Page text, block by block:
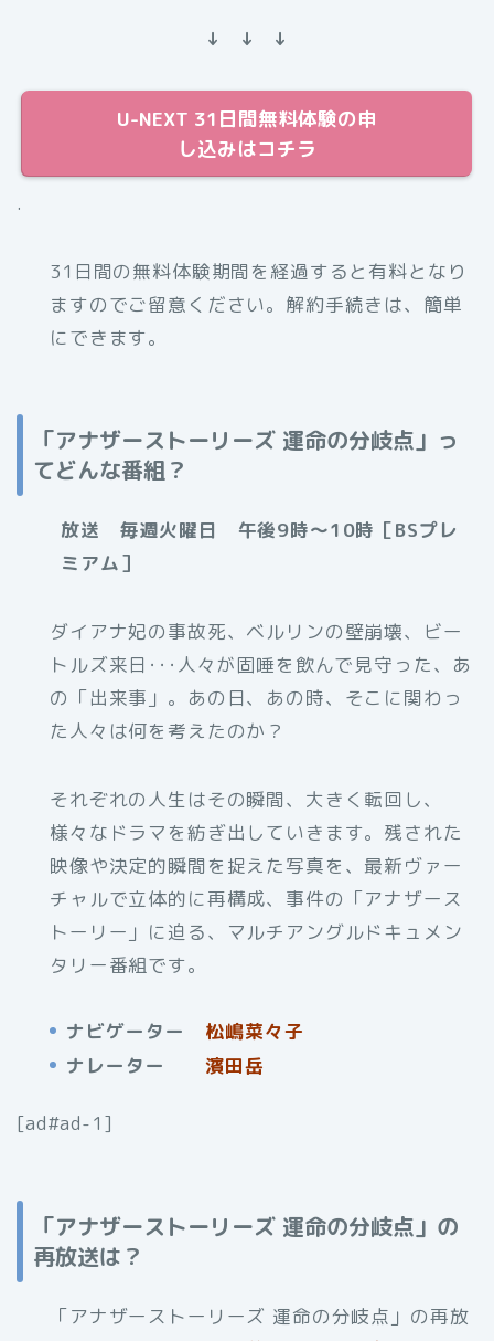
↓ ↓ ↓
U-NEXT 31日間無料体験の申
し込みはコチラ
.
31日間の無料体験期間を経過すると有料となり
ますのでご留意ください。解約手続きは、簡単
にできます。
「アナザーストーリーズ 運命の分岐点」っ
てどんな番組？
放送 毎週火曜日 午後9時～10時［BSプレ
ミアム］
ダイアナ妃の事故死、ベルリンの壁崩壊、ビー
トルズ来日･･･人々が固唾を飲んで見守った、あ
の「出来事」。あの日、あの時、そこに関わっ
た人々は何を考えたのか？
それぞれの人生はその瞬間、大きく転回し、
様々なドラマを紡ぎ出していきます。残された
映像や決定的瞬間を捉えた写真を、最新ヴァー
チャルで立体的に再構成、事件の「アナザース
トーリー」に迫る、マルチアングルドキュメン
タリー番組です。
ナビゲーター 松嶋菜々子
ナレーター 濱田岳
[ad#ad-1]
「アナザーストーリーズ 運命の分岐点」の
再放送は？
「アナザーストーリーズ 運命の分岐点」の再放